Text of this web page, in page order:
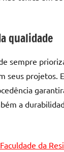
qualidade
sempre
seus projetos.
a
da